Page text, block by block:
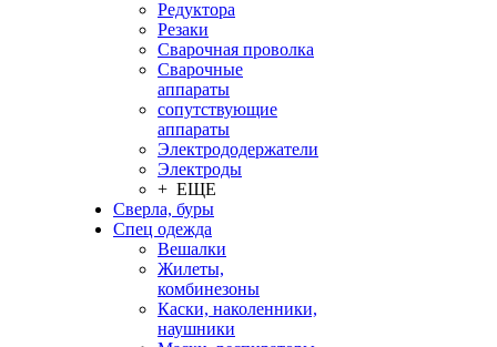
Редуктора
Резаки
Сварочная проволка
Сварочные
аппараты
сопутствующие
аппараты
Электрододержатели
Электроды
+ ЕЩЕ
Сверла, буры
Спец одежда
Вешалки
Жилеты,
комбинезоны
Каски, наколенники,
наушники